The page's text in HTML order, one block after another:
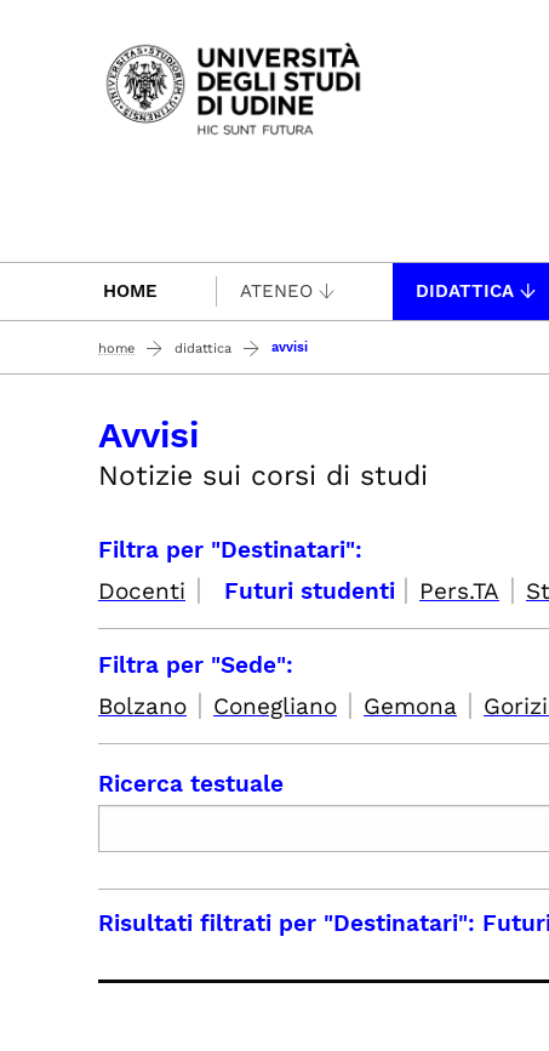
Passa al contenuto principale
HOME ATENEO DIDATTICA
home didattica avvisi
Avvisi
Notizie sui corsi di studi
Filtra per "Destinatari":
Docenti | Futuri studenti | Pers.TA |
Filtra per "Sede":
Bolzano | Conegliano | Gemona |
Ricerca testuale
Risultati filtrati per "Destinatari":